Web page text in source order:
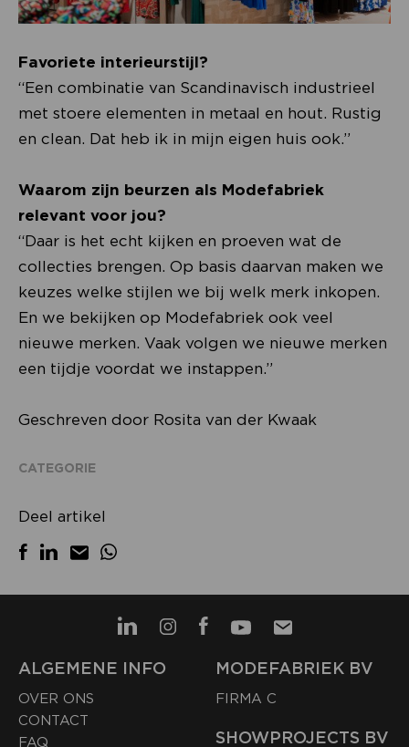
Favoriete interieurstijl?
“Een combinatie van Scandinavisch industrieel
met stoere elementen in metaal en hout. Rustig
en clean. Dat heb ik in mijn eigen huis ook.”
Waarom zijn beurzen als Modefabriek
relevant voor jou?
“Daar is het echt kijken en proeven wat de
collecties brengen. Op basis daarvan maken we
keuzes welke stijlen we bij welk merk inkopen.
En we bekijken op Modefabriek ook veel
nieuwe merken. Vaak volgen we nieuwe merken
een tijdje voordat we instappen.”
Geschreven door Rosita van der Kwaak
CATEGORIE
Deel artikel
ALGEMENE INFO
OVER ONS
CONTACT
FAQ
MODEFABRIEK BV
FIRMA C
SHOWPROJECTS BV